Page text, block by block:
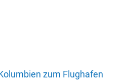
zum Flughafen